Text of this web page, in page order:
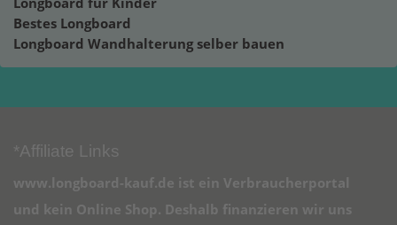
Bestes Longboard
Longboard Wandhalterung selber bauen
*Affiliate Links
www.longboard-kauf.de ist ein Verbraucherportal
und kein Online Shop. Deshalb finanzieren wir uns